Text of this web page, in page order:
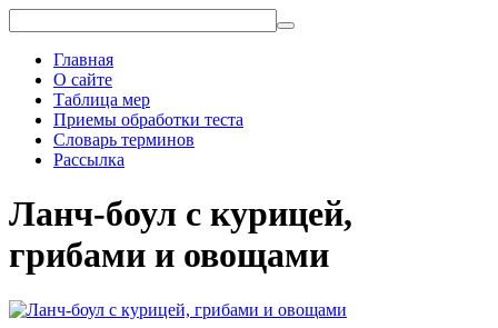
Главная
О сайте
Таблица мер
Приемы обработки теста
Словарь терминов
Рассылка
Ланч-боул с курицей,
грибами и овощами